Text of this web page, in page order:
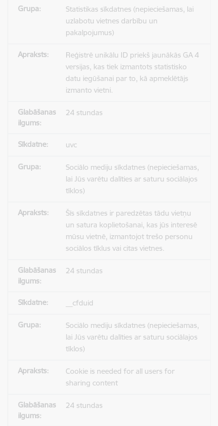
Statistikas sīkdatnes (nepieciešamas, lai
uzlabotu vietnes darbību un
pakalpojumus)
Reģistrē unikālu ID priekš jaunākās GA 4
versijas, kas tiek izmantots statistisko
datu iegūšanai par to, kā apmeklētājs
izmanto vietni.
24 stundas
uvc
Sociālo mediju sīkdatnes (nepieciešamas,
lai Jūs varētu dalīties ar saturu sociālajos
tīklos)
Šīs sīkdatnes ir paredzētas tādu vietņu
un satura koplietošanai, kas jūs interesē
mūsu vietnē, izmantojot trešo personu
sociālos tīklus vai citas vietnes.
24 stundas
__cfduid
Sociālo mediju sīkdatnes (nepieciešamas,
lai Jūs varētu dalīties ar saturu sociālajos
tīklos)
Cookie is needed for all users for
sharing content
24 stundas